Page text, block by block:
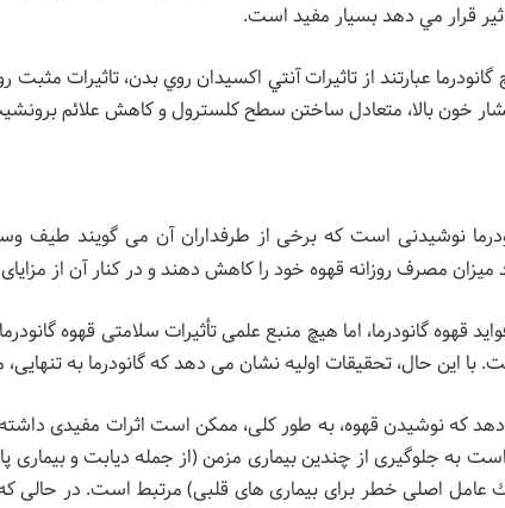
قرار مي دهد بسيار مفيد است.
گانودرما عبارتند از تاثيرات آنتي اکسيدان روي بدن،
خون بالا، متعادل ساختن سطح کلسترول و کاهش علائم
نوشیدنی است که برخی از طرفداران آن می گویند طیف
مصرف روزانه قهوه خود را کاهش دهند و در کنار آن از
قهوه گانودرما، اما هیچ منبع علمی تأثیرات سلامتی قهوه
با این حال، تحقیقات اولیه نشان می دهد که گانودرما به
به جلوگیری از چندین بیماری مزمن (از جمله دیابت و
عامل اصلی خطر برای بیماری های قلبی) مرتبط است. در حالی